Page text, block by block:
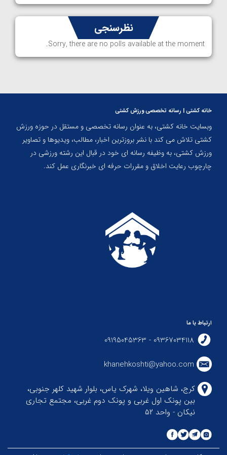
نظرسنجی
Sorry, there are no polls available at the moment.
خانه کشتی | رسانه تخصصی ورزش کشتی
وبسایت خانه کشتی، به عنوان رسانه تخصصی و مستقل در حوزه ورزش
کشتی تلاش می کند با نشر بروزترین اخبار، مطالب، ویدیوها و تصاویر
ورزش کشتی، به وظیفه رسانه ای خود در قبال این رشته ورزشی در
چارچوب رعایت اخلاق و مقررات حرفه ای خبرنگاری عمل کند.
ارتباط با ما
09367034118 - 09195045363
khanehkoshti@yahoo.com
کرج، شاهین ویلا، شهرک یاس، بلوار شهید کلهر جنوبی،
بین پونک اول غربی و پونک دوم غربی، مجتمع تجاری
نیکان - واحد ۵۲